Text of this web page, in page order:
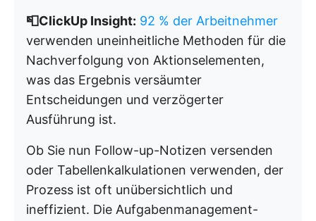
📮ClickUp Insight: 92 % der Arbeitnehmer
verwenden uneinheitliche Methoden für die
Nachverfolgung von Aktionselementen,
was das Ergebnis versäumter
Entscheidungen und verzögerter
Ausführung ist.
Ob Sie nun Follow-up-Notizen versenden
oder Tabellenkalkulationen verwenden, der
Prozess ist oft unübersichtlich und
ineffizient. Die Aufgabenmanagement-